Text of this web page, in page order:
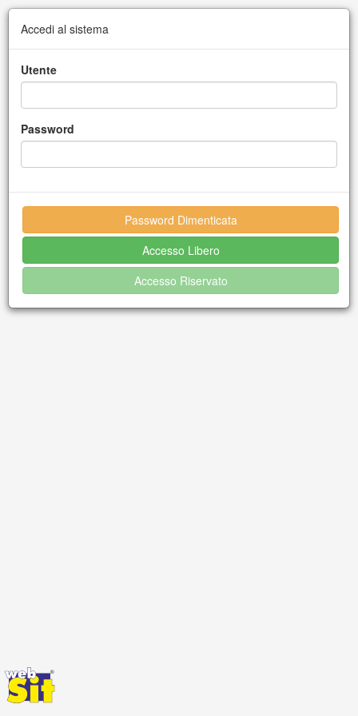
Accedi al sistema
Utente
Password
Password Dimenticata
Accesso Libero
Accesso Riservato